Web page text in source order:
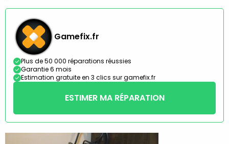
Gamefix.fr
Plus de 50 000 réparations réussies
Garantie 6 mois
Estimation gratuite en 3 clics sur gamefix.fr
ESTIMER MA RÉPARATION